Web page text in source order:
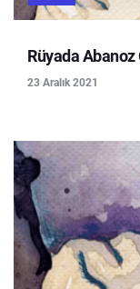
Rüyada
23 Aralık 2021